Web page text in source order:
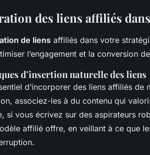
des liens affiliés
de liens affiliés dans votre
l’engagement et la conversion
d’insertion naturelle des liens
d’incorporer des liens affiliés
associez-les à du contenu qui
si vous écrivez sur des aspirateurs
affilié offre, en veillant à ce que